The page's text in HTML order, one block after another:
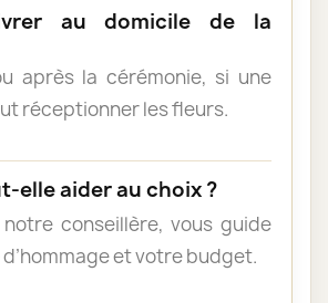
au domicile de la
après la cérémonie, si une
réceptionner les fleurs.
elle aider au choix ?
notre conseillère, vous guide
et votre budget.